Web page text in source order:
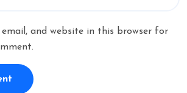
email, and website in this browser for